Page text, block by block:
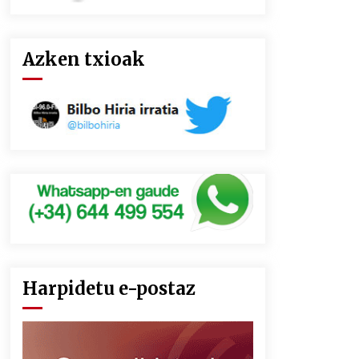
Azken txioak
Harpidetu e-postaz